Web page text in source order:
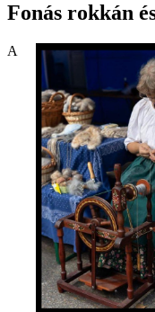
Fonás rokkán
A